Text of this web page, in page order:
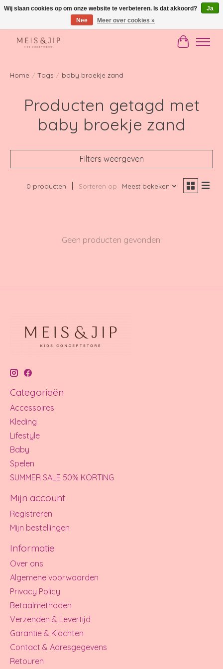
Gratis verzending in NL vanaf €150
Home / Tags / baby broekje zand
Producten getagd met
baby broekje zand
Filters weergeven
0 producten Sorteren op Meest bekeken
Geen producten gevonden!
Categorieën
Accessoires
Kleding
Lifestyle
Baby
Spelen
SUMMER SALE 50% KORTING
Mijn account
Registreren
Mijn bestellingen
Informatie
Over ons
Algemene voorwaarden
Privacy Policy
Betaalmethoden
Verzenden & Levertijd
Garantie & Klachten
Contact & Adresgegevens
Retouren
Wij slaan cookies op om onze website te verbeteren. Is dat akkoord?
Ja
Nee
Meer over cookies »